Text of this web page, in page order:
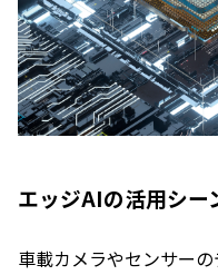
エッジAIの活用シー
車載カメラやセンサー